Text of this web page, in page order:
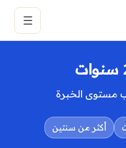
☰
الخبرة
أكثر من سنتين